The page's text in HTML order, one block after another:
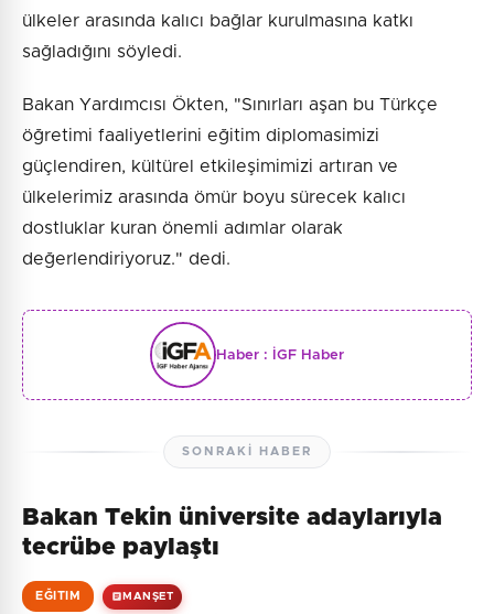
ülkeler arasında kalıcı bağlar kurulmasına katkı
sağladığını söyledi.
Bakan Yardımcısı Ökten, "Sınırları aşan bu Türkçe
öğretimi faaliyetlerini eğitim diplomasimizi
güçlendiren, kültürel etkileşimimizi artıran ve
ülkelerimiz arasında ömür boyu sürecek kalıcı
dostluklar kuran önemli adımlar olarak
değerlendiriyoruz." dedi.
Haber : İGF Haber
SONRAKI HABER
Bakan Tekin üniversite adaylarıyla
tecrübe paylaştı
EĞITIM MANŞET